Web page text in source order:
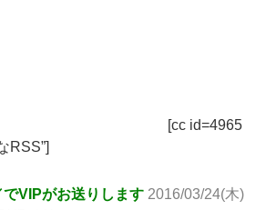
[cc id=4965
RSS”]
VIPがお送りします 2016/03/24(木)